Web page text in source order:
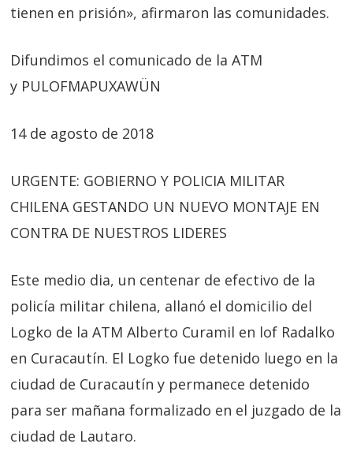
tienen en prisión», afirmaron las comunidades.
Difundimos el comunicado de la ATM
y PULOFMAPUXAWÜN
14 de agosto de 2018
URGENTE: GOBIERNO Y POLICIA MILITAR
CHILENA GESTANDO UN NUEVO MONTAJE EN
CONTRA DE NUESTROS LIDERES
Este medio dia, un centenar de efectivo de la
policía militar chilena, allanó el domicilio del
Logko de la ATM Alberto Curamil en lof Radalko
en Curacautín. El Logko fue detenido luego en la
ciudad de Curacautín y permanece detenido
para ser mañana formalizado en el juzgado de la
ciudad de Lautaro.